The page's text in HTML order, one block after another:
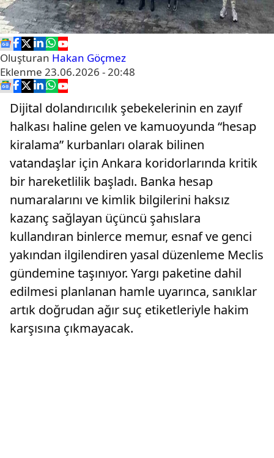
Oluşturan Hakan Göçmez
Eklenme 23.06.2026 - 20:48
Dijital dolandırıcılık şebekelerinin en zayıf
halkası haline gelen ve kamuoyunda “hesap
kiralama” kurbanları olarak bilinen
vatandaşlar için Ankara koridorlarında kritik
bir hareketlilik başladı. Banka hesap
numaralarını ve kimlik bilgilerini haksız
kazanç sağlayan üçüncü şahıslara
kullandıran binlerce memur, esnaf ve genci
yakından ilgilendiren yasal düzenleme Meclis
gündemine taşınıyor. Yargı paketine dahil
edilmesi planlanan hamle uyarınca, sanıklar
artık doğrudan ağır suç etiketleriyle hakim
karşısına çıkmayacak.